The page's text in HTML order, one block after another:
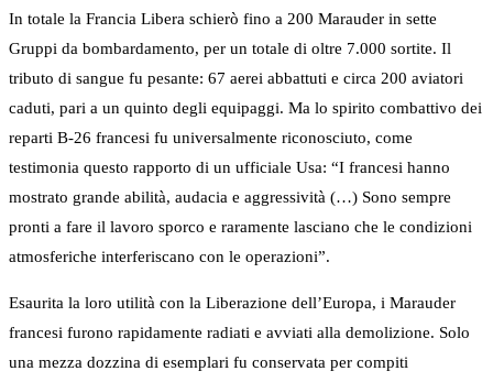
In totale la Francia Libera schierò fino a 200 Marauder in sette
Gruppi da bombardamento, per un totale di oltre 7.000 sortite. Il
tributo di sangue fu pesante: 67 aerei abbattuti e circa 200 aviatori
caduti, pari a un quinto degli equipaggi. Ma lo spirito combattivo dei
reparti B-26 francesi fu universalmente riconosciuto, come
testimonia questo rapporto di un ufficiale Usa: “I francesi hanno
mostrato grande abilità, audacia e aggressività (…) Sono sempre
pronti a fare il lavoro sporco e raramente lasciano che le condizioni
atmosferiche interferiscano con le operazioni”.
Esaurita la loro utilità con la Liberazione dell’Europa, i Marauder
francesi furono rapidamente radiati e avviati alla demolizione. Solo
una mezza dozzina di esemplari fu conservata per compiti